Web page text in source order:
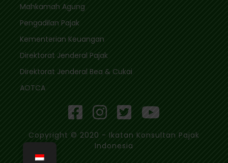
Mahkamah Agung
Pengadilan Pajak
Kementerian Keuangan
Direktorat Jenderal Pajak
Direktorat Jenderal Bea & Cukai
AOTCA
Copyright © 2020 - Ikatan Konsultan Pajak
Indonesia